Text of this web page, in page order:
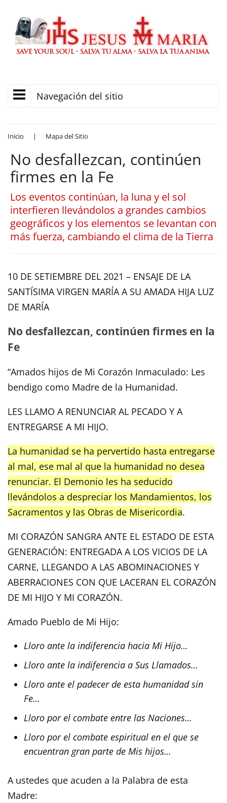
Navegación del sitio
Inicio | Mapa del Sitio
No desfallezcan, continúen
firmes en la Fe
Los eventos continúan, la luna y el sol
interfieren llevándolos a grandes cambios
geográficos y los elementos se levantan con
más fuerza, cambiando el clima de la Tierra
10 DE SETIEMBRE DEL 2021 – ENSAJE DE LA
SANTÍSIMA VIRGEN MARÍA A SU AMADA HIJA LUZ
DE MARÍA
No desfallezcan, continúen firmes en la
Fe
“Amados hijos de Mi Corazón Inmaculado: Les
bendigo como Madre de la Humanidad.
LES LLAMO A RENUNCIAR AL PECADO Y A
ENTREGARSE A MI HIJO.
La humanidad se ha pervertido hasta entregarse
al mal, ese mal al que la humanidad no desea
renunciar. El Demonio les ha seducido
llevándolos a despreciar los Mandamientos, los
Sacramentos y las Obras de Misericordia.
MI CORAZÓN SANGRA ANTE EL ESTADO DE ESTA
GENERACIÓN: ENTREGADA A LOS VICIOS DE LA
CARNE, LLEGANDO A LAS ABOMINACIONES Y
ABERRACIONES CON QUE LACERAN EL CORAZÓN
DE MI HIJO Y MI CORAZÓN.
Amado Pueblo de Mi Hijo:
Lloro ante la indiferencia hacia Mi Hijo…
Lloro ante la indiferencia a Sus Llamados…
Lloro ante el padecer de esta humanidad sin
Fe…
Lloro por el combate entre las Naciones…
Lloro por el combate espiritual en el que se
encuentran gran parte de Mis hijos…
A ustedes que acuden a la Palabra de esta
Madre: